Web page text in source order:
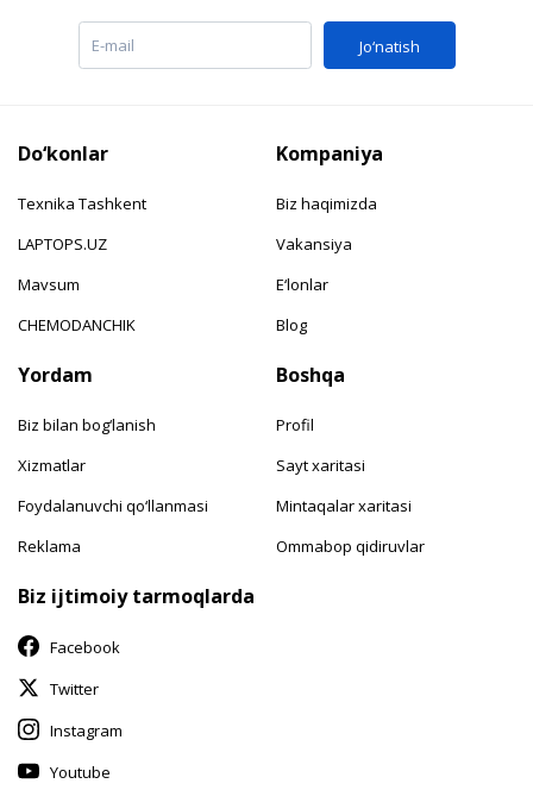
Jo‘natish
Do‘konlar
Texnika Tashkent
LAPTOPS.UZ
Mavsum
CHEMODANCHIK
Kompaniya
Biz haqimizda
Vakansiya
E‘lonlar
Blog
Yordam
Biz bilan bog‘lanish
Xizmatlar
Foydalanuvchi qo‘llanmasi
Reklama
Boshqa
Profil
Sayt xaritasi
Mintaqalar xaritasi
Ommabop qidiruvlar
Biz ijtimoiy tarmoqlarda
Facebook
Twitter
Instagram
Youtube